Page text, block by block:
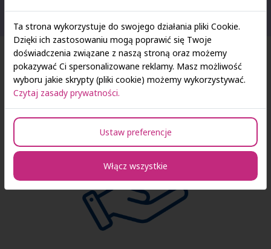
lokalnym.
Tematyka szkolenia
Ta strona wykorzystuje do swojego działania pliki Cookie.
Dzięki ich zastosowaniu mogą poprawić się Twoje
doświadczenia związane z naszą stroną oraz możemy
pokazywać Ci spersonalizowane reklamy. Masz możliwość
wyboru jakie skrypty (pliki cookie) możemy wykorzystywać.
Czytaj zasady prywatności.
Ustaw preferencje
Włącz wszystkie